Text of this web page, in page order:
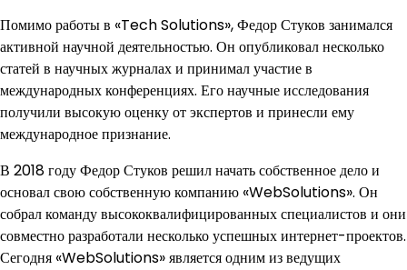
Помимо работы в «Tech Solutions», Федор Стуков занимался
активной научной деятельностью. Он опубликовал несколько
статей в научных журналах и принимал участие в
международных конференциях. Его научные исследования
получили высокую оценку от экспертов и принесли ему
международное признание.
В 2018 году Федор Стуков решил начать собственное дело и
основал свою собственную компанию «WebSolutions». Он
собрал команду высококвалифицированных специалистов и они
совместно разработали несколько успешных интернет-проектов.
Сегодня «WebSolutions» является одним из ведущих